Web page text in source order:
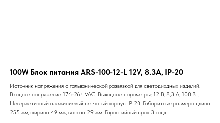
100W Блок питания ARS-100-12-L 12V, 8.3A, IP-20
Источник напряжения с гальванической развязкой для светодиодных изделий.
Входное напряжение 176-264 VAC. Выходные параметры: 12 В, 8,3 А, 100 Вт.
Негерметичный алюминиевый сетчатый корпус IP 20. Габаритные размеры длина
255 мм, ширина 49 мм, высота 29 мм. Гарантийный срок 3 года.